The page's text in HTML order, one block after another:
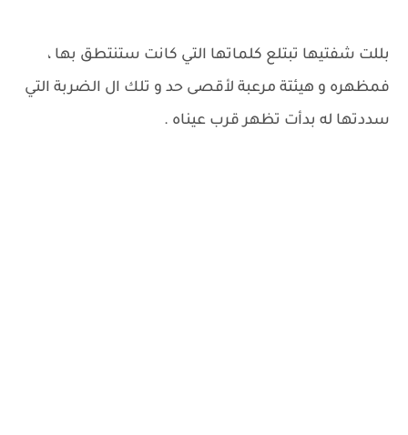
بللت شفتيها تبتلع كلماتها التي كانت ستنتطق بها ،
فمظهره و هيئتة مرعبة لأقصى حد و تلك ال الضربة التي
سددتها له بدأت تظهر قرب عيناه .